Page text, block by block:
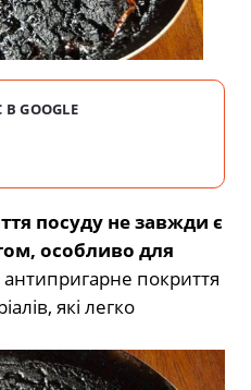
GOOGLE
посуду не завжди є
особливо для
покриття
які легко